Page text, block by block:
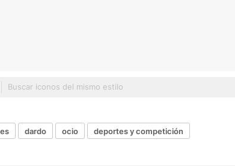
dardo ocio deportes y competición